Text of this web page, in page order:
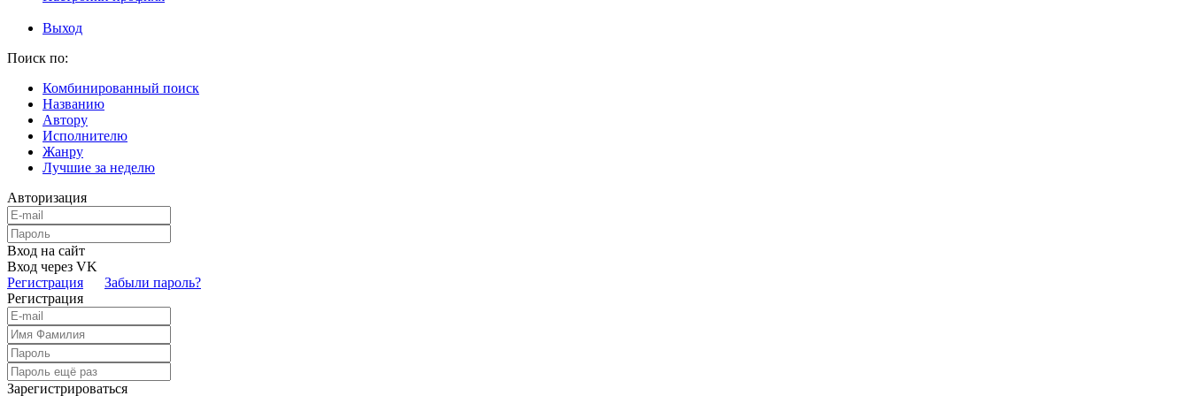
Выход
Поиск по:
Комбинированный поиск
Названию
Автору
Исполнителю
Жанру
Лучшие за неделю
Авторизация
Вход на сайт
Вход через VK
Регистрация
Забыли пароль?
Регистрация
Зарегистрироваться